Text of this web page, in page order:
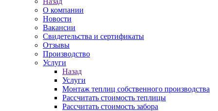
О компании
Новости
Вакансии
Свидетельства и сертификаты
Отзывы
Производство
Услуги
Назад
Услуги
Монтаж теплиц собственного производства
Рассчитать стоимость теплицы
Рассчитать стоимость забора